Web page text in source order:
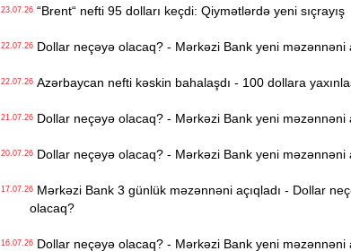
23.07.26“Brent“ nefti 95 dolları keçdi: Qiymətlərdə yeni sıçrayış
22.07.26Dollar neçəyə olacaq? - Mərkəzi Bank yeni məzənnəni
22.07.26Azərbaycan nefti kəskin bahalaşdı - 100 dollara
21.07.26Dollar neçəyə olacaq? - Mərkəzi Bank yeni məzənnəni
20.07.26Dollar neçəyə olacaq? - Mərkəzi Bank yeni məzənnəni
17.07.26Mərkəzi Bank 3 günlük məzənnəni açıqladı - Dollar
olacaq?
16.07.26Dollar neçəyə olacaq? - Mərkəzi Bank yeni məzənnəni